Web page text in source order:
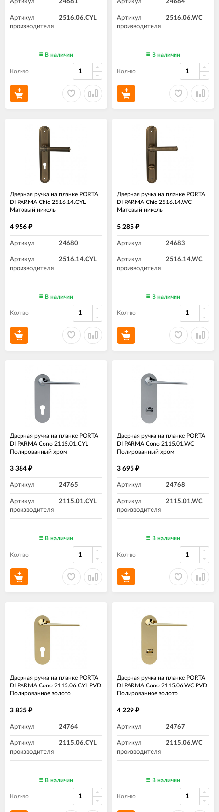
Артикул 24681
Артикул
производителя
2516.06.CYL
В наличии
Кол-во
Артикул 24684
Артикул
производителя
2516.06.WC
В наличии
Кол-во
Дверная ручка на планке PORTA
DI PARMA Chic 2516.14.CYL
Матовый никель
4 956 ₽
Артикул 24680
Артикул
производителя
2516.14.CYL
В наличии
Кол-во
Дверная ручка на планке PORTA
DI PARMA Chic 2516.14.WC
Матовый никель
5 285 ₽
Артикул 24683
Артикул
производителя
2516.14.WC
В наличии
Кол-во
Дверная ручка на планке PORTA
DI PARMA Cono 2115.01.CYL
Полированный хром
3 384 ₽
Артикул 24765
Артикул
производителя
2115.01.CYL
В наличии
Кол-во
Дверная ручка на планке PORTA
DI PARMA Cono 2115.01.WC
Полированный хром
3 695 ₽
Артикул 24768
Артикул
производителя
2115.01.WC
В наличии
Кол-во
Дверная ручка на планке PORTA
DI PARMA Cono 2115.06.CYL PVD
Полированное золото
3 835 ₽
Артикул 24764
Артикул
производителя
2115.06.CYL
В наличии
Кол-во
Дверная ручка на планке PORTA
DI PARMA Cono 2115.06.WC PVD
Полированное золото
4 229 ₽
Артикул 24767
Артикул
производителя
2115.06.WC
В наличии
Кол-во